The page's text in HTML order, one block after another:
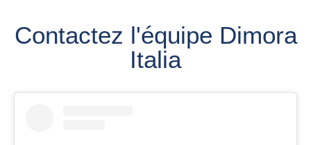
Contactez l'équipe Dimora
Italia